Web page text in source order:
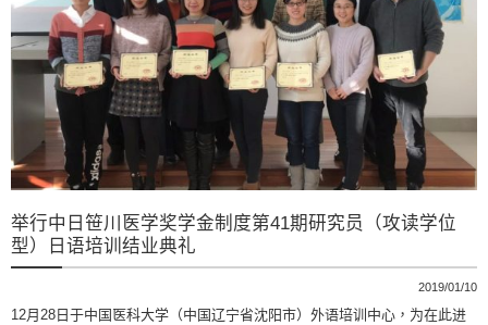
举行中日笹川医学奖学金制度第41期研究员（攻读学位
型）日语培训结业典礼
2019/01/10
12月28日于中国医科大学（中国辽宁省沈阳市）外语培训中心，为在此进